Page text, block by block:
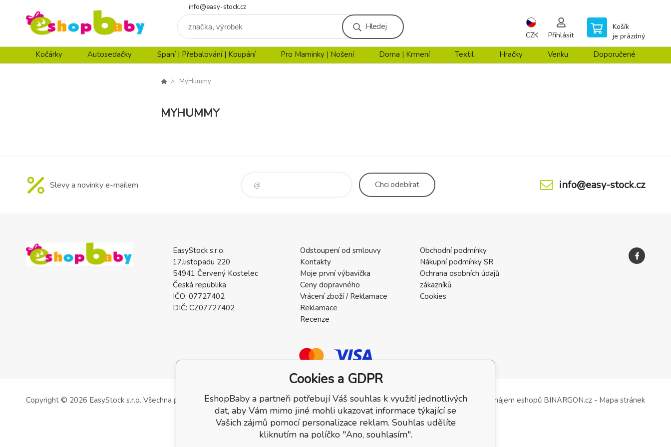
info@easy-stock.cz
Hledej
CZK Přihlásit
Košík
je prázdný
Kočárky Autosedačky Spaní | Přebalování | Koupání Pro Maminky | Nošení Doma | Krmení Textil Hračky Venku Doporučené
MyHummy
MYHUMMY
Slevy a novinky e-mailem Chciodebírat info@easy-stock.cz
EasyStock s.r.o.
17.listopadu 220
54941 Červený Kostelec
Česká republika
IČO: 07727402
DIČ: CZ07727402
Odstoupení od smlouvy
Kontakty
Moje první výbavička
Ceny dopravného
Vrácení zboží / Reklamace
Reklamace
Recenze
Obchodní podmínky
Nákupní podmínky SR
Ochrana osobních údajů
zákazníků
Cookies
Copyright © 2026 EasyStock s.r.o. Všechna práva vyhrazena. Tvorba a pronájem eshopů BINARGON.cz - Mapa stránek
Cookies a GDPR
EshopBaby a partneři potřebují Váš souhlas k využití jednotlivých
dat, aby Vám mimo jiné mohli ukazovat informace týkající se
Vašich zájmů pomocí personalizace reklam. Souhlas udělíte
kliknutím na políčko "Ano, souhlasím".